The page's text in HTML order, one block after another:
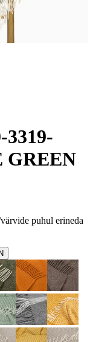
GREEN
puhul erineda